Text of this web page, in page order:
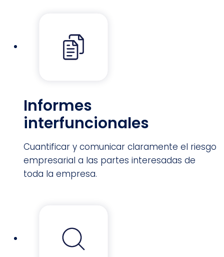
Informes
interfuncionales
Cuantificar y comunicar claramente el riesgo
empresarial a las partes interesadas de
toda la empresa.